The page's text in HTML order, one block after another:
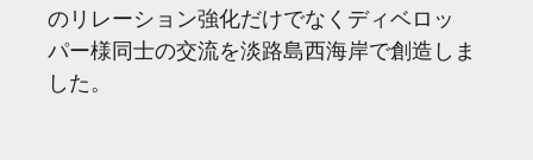
のリレーション強化だけでなくディベロッ
パー様同士の交流を淡路島西海岸で創造しま
した。